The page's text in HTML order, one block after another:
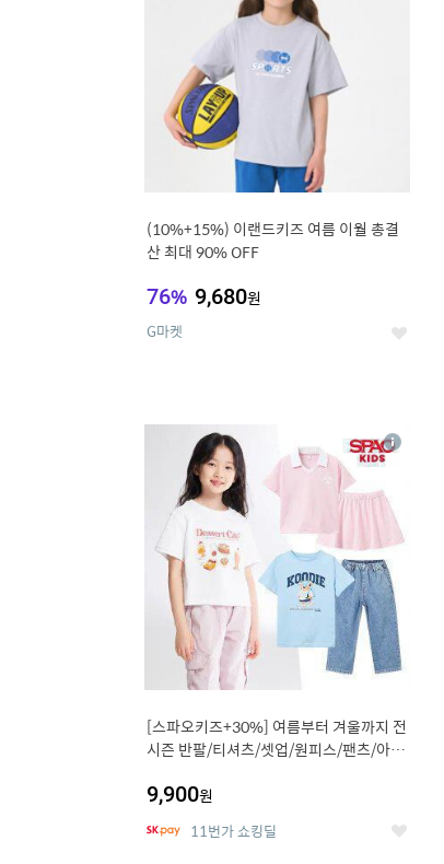
(10%+15%) 이랜드키즈 여름 이월 총결
산 최대 90% OFF
76% 9,680원
G마켓 좋
13
[스파오키즈+30%] 여름부터 겨울까지 전
시즌 반팔/티셔츠/셋업/원피스/팬츠/아우
9,900원
11번가 쇼킹딜 좋
상